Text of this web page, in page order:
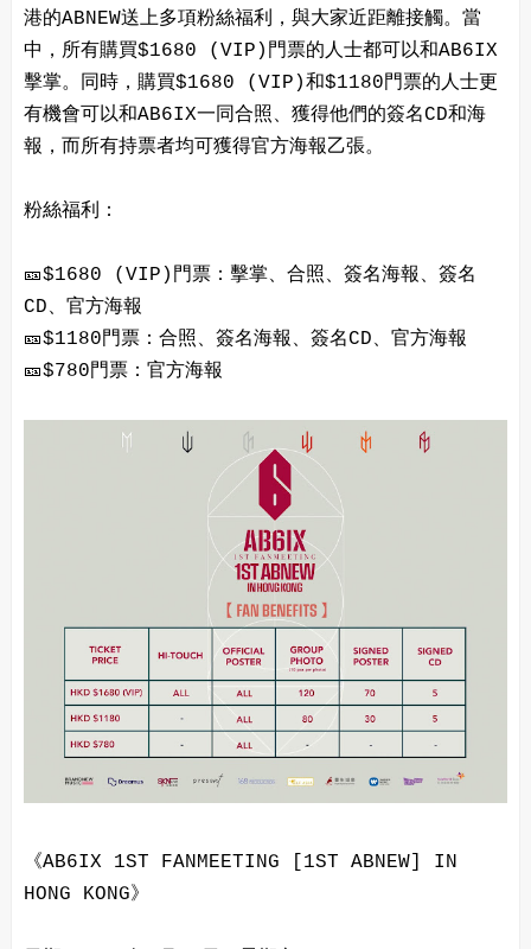
港的ABNEW送上多項粉絲福利，與大家近距離接觸。當
中，所有購買$1680 (VIP)門票的人士都可以和AB6IX
擊掌。同時，購買$1680 (VIP)和$1180門票的人士更
有機會可以和AB6IX一同合照、獲得他們的簽名CD和海
報，而所有持票者均可獲得官方海報乙張。
粉絲福利：
🎫$1680 (VIP)門票：擊掌、合照、簽名海報、簽名
CD、官方海報
🎫$1180門票：合照、簽名海報、簽名CD、官方海報
🎫$780門票：官方海報
《AB6IX 1ST FANMEETING [1ST ABNEW] IN
HONG KONG》